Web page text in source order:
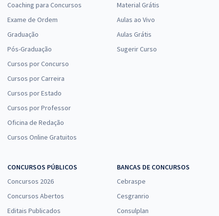
Coaching para Concursos
Exame de Ordem
Graduação
Pós-Graduação
Cursos por Concurso
Cursos por Carreira
Cursos por Estado
Cursos por Professor
Oficina de Redação
Cursos Online Gratuitos
Material Grátis
Aulas ao Vivo
Aulas Grátis
Sugerir Curso
CONCURSOS PÚBLICOS
Concursos 2026
Concursos Abertos
Editais Publicados
BANCAS DE CONCURSOS
Cebraspe
Cesgranrio
Consulplan